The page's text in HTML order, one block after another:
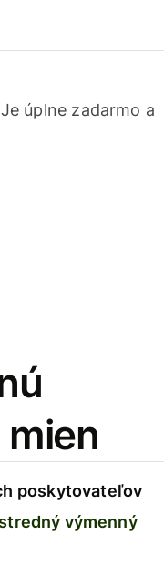
úplne zadarmo a
poskytovateľov
stredný výmenný